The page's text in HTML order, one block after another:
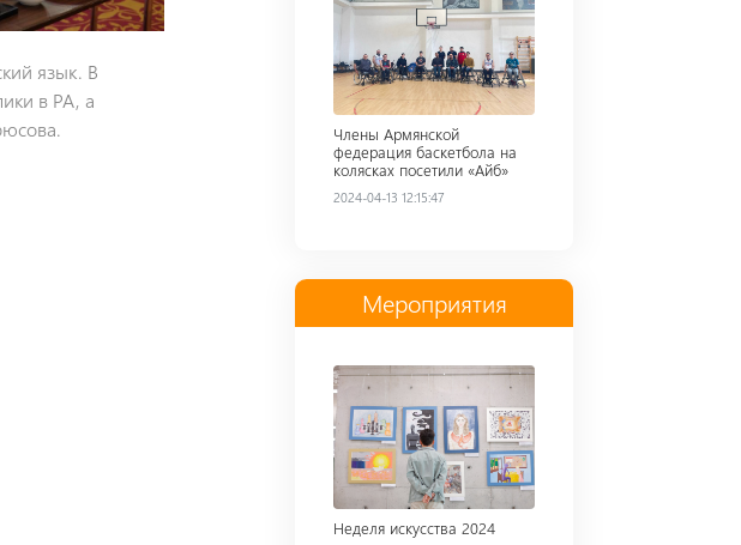
язык. В
в РА, а
Члены Армянской
федерация баскетбола на
колясках посетили «Айб»
2024-04-13 12:15:47
Мероприятия
Read more
Неделя искусства 2024